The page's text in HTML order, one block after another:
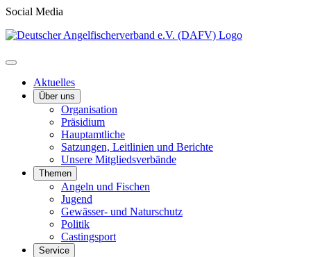
Social Media
Aktuelles
Über uns
Organisation
Präsidium
Hauptamtliche
Satzungen, Leitlinien und Berichte
Unsere Mitgliedsverbände
Themen
Angeln und Fischen
Jugend
Gewässer- und Naturschutz
Politik
Castingsport
Service